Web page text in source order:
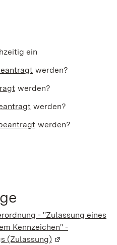
ein
werden?
werden?
werden?
werden?
- "Zulassung eines
Kennzeichen" -
(Zulassung) (Wird in einem